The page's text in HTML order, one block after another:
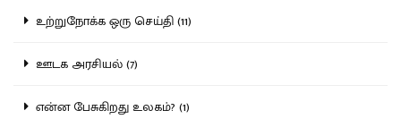
உற்றுநோக்க ஒரு செய்தி (11)
ஊடக அரசியல் (7)
என்ன பேசுகிறது உலகம்? (1)